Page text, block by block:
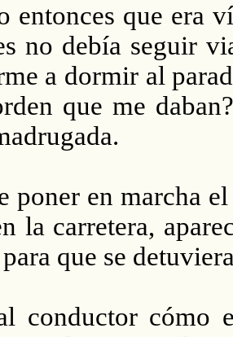
entonces que era
no debía seguir
a dormir al
que me
poner en marcha
la carretera,
que se
conductor